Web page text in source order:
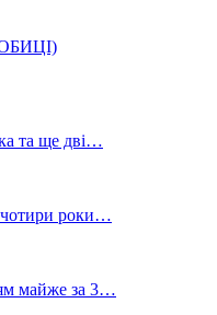
та ще дві…
чотири роки…
майже за 3…